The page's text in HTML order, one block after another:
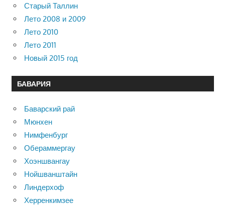
Старый Таллин
Лето 2008 и 2009
Лето 2010
Лето 2011
Новый 2015 год
БАВАРИЯ
Баварский рай
Мюнхен
Нимфенбург
Обераммергау
Хоэншвангау
Нойшванштайн
Линдерхоф
Херренкимзее